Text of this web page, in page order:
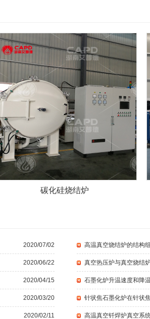
碳化硅烧结炉
2020/07/02 高温真空烧结炉的结构
2020/06/22 真空热压炉与真空烧结
2020/04/15 石墨化炉升温速度和降
2020/03/20 针状焦石墨化炉在针状
2020/02/11 高温真空钎焊炉真空系